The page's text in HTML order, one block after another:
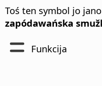
Toś ten symbol jo
zapódawańska
Funkcija